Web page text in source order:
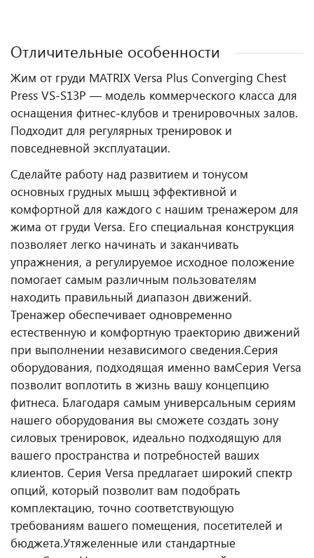
Отличительные особенности
Жим от груди MATRIX Versa Plus Converging Chest
Press VS-S13P — модель коммерческого класса для
оснащения фитнес‑клубов и тренировочных залов.
Подходит для регулярных тренировок и
повседневной эксплуатации.
Сделайте работу над развитием и тонусом
основных грудных мышц эффективной и
комфортной для каждого с нашим тренажером для
жима от груди Versa. Его специальная конструкция
позволяет легко начинать и заканчивать
упражнения, а регулируемое исходное положение
помогает самым различным пользователям
находить правильный диапазон движений.
Тренажер обеспечивает одновременно
естественную и комфортную траекторию движений
при выполнении независимого сведения.Серия
оборудования, подходящая именно вамСерия Versa
позволит воплотить в жизнь вашу концепцию
фитнеса. Благодаря самым универсальным сериям
нашего оборудования вы сможете создать зону
силовых тренировок, идеально подходящую для
вашего пространства и потребностей ваших
клиентов. Серия Versa предлагает широкий спектр
опций, который позволит вам подобрать
комплектацию, точно соответствующую
требованиям вашего помещения, посетителей и
бюджета.Утяжеленные или стандартные